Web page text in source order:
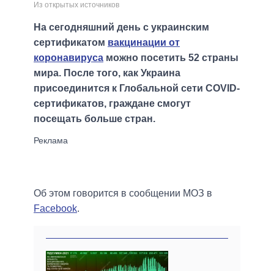
Из открытых источников
На сегодняшний день с украинским
сертификатом вакцинации от
коронавируса можно посетить 52 страны
мира. После того, как Украина
присоединится к Глобальной сети COVID-
сертификатов, граждане смогут
посещать больше стран.
Об этом говорится в сообщении МОЗ в
Facebook.